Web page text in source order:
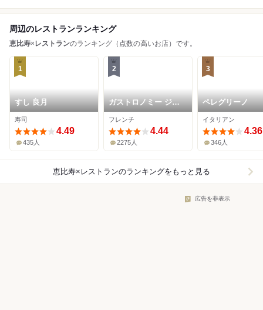
周辺のレストランランキング
恵比寿× レストランのランキング（点数の高いお店）です。
1
すし 良月
寿司
4.49
435人
2
ガストロノミー ジョ
エル・ロブション
フレンチ
4.44
2275人
3
ペレグリーノ
イタリアン
4.36
346人
恵比寿×レストランのランキングをもっと見る
広告を非表示